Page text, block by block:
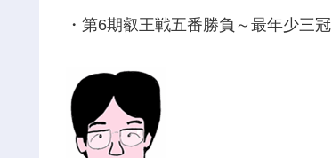
・第6期叡王戦五番勝負～最年少三冠